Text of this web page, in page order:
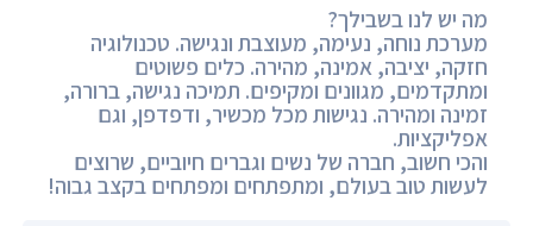
מה יש לנו בשבילך?
מערכת נוחה, נעימה, מעוצבת ונגישה. טכנולוגיה
חזקה, יציבה, אמינה, מהירה. כלים פשוטים
ומתקדמים, מגוונים ומקיפים. תמיכה נגישה, ברורה,
זמינה ומהירה. נגישות מכל מכשיר, ודפדפן, וגם
אפליקציות.
והכי חשוב, חברה של נשים וגברים חיוביים, שרוצים
לעשות טוב בעולם, ומתפתחים ומפתחים בקצב גבוה!